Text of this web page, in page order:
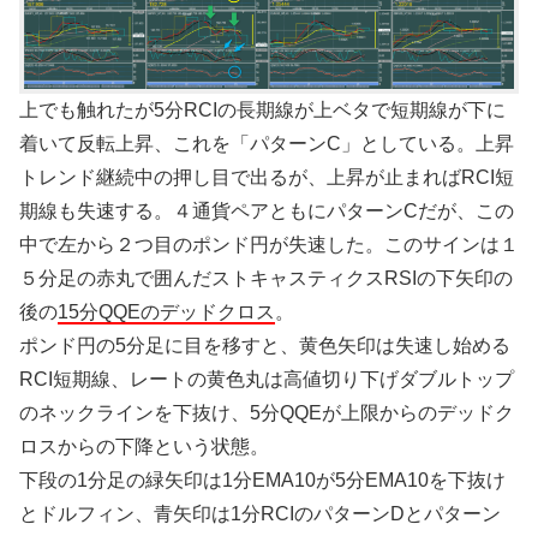
上でも触れたが5分RCIの長期線が上ベタで短期線が下に
着いて反転上昇、これを「パターンC」としている。上昇
トレンド継続中の押し目で出るが、上昇が止まればRCI短
期線も失速する。４通貨ペアともにパターンCだが、この
中で左から２つ目のポンド円が失速した。このサインは１
５分足の赤丸で囲んだストキャスティクスRSIの下矢印の
後の15分QQEのデッドクロス。
ポンド円の5分足に目を移すと、黄色矢印は失速し始める
RCI短期線、レートの黄色丸は高値切り下げダブルトップ
のネックラインを下抜け、5分QQEが上限からのデッドク
ロスからの下降という状態。
下段の1分足の緑矢印は1分EMA10が5分EMA10を下抜け
とドルフィン、青矢印は1分RCIのパターンDとパターン